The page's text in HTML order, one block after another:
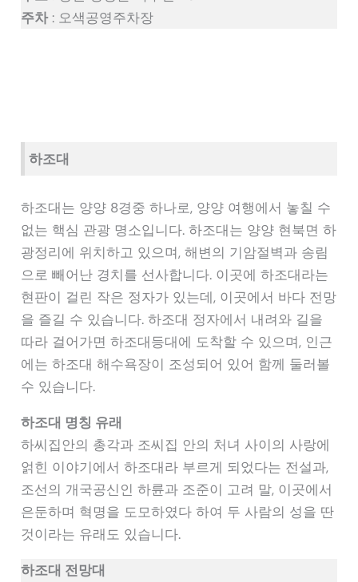
주차: 오색공영주차장
하조대
하조대는 양양 8경중 하나로, 양양 여행에서 놓칠 수
없는 핵심 관광 명소입니다. 하조대는 양양 현북면 하
광정리에 위치하고 있으며, 해변의 기암절벽과 송림
으로 빼어난 경치를 선사합니다. 이곳에 하조대라는
현판이 걸린 작은 정자가 있는데, 이곳에서 바다 전망
을 즐길 수 있습니다. 하조대 정자에서 내려와 길을
따라 걸어가면 하조대등대에 도착할 수 있으며, 인근
에는 하조대 해수욕장이 조성되어 있어 함께 둘러볼
수 있습니다.
하조대 명칭 유래
하씨집안의 총각과 조씨집 안의 처녀 사이의 사랑에
얽힌 이야기에서 하조대라 부르게 되었다는 전설과,
조선의 개국공신인 하륜과 조준이 고려 말, 이곳에서
은둔하며 혁명을 도모하였다 하여 두 사람의 성을 딴
것이라는 유래도 있습니다.
하조대 전망대